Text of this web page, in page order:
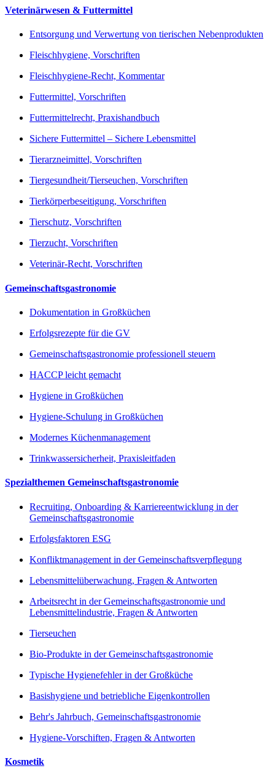
Veterinärwesen & Futtermittel
Entsorgung und Verwertung von tierischen Nebenprodukten
Fleischhygiene, Vorschriften
Fleischhygiene-Recht, Kommentar
Futtermittel, Vorschriften
Futtermittelrecht, Praxishandbuch
Sichere Futtermittel – Sichere Lebensmittel
Tierarzneimittel, Vorschriften
Tiergesundheit/Tierseuchen, Vorschriften
Tierkörperbeseitigung, Vorschriften
Tierschutz, Vorschriften
Tierzucht, Vorschriften
Veterinär-Recht, Vorschriften
Gemeinschaftsgastronomie
Dokumentation in Großküchen
Erfolgsrezepte für die GV
Gemeinschaftsgastronomie professionell steuern
HACCP leicht gemacht
Hygiene in Großküchen
Hygiene-Schulung in Großküchen
Modernes Küchenmanagement
Trinkwassersicherheit, Praxisleitfaden
Spezialthemen Gemeinschaftsgastronomie
Recruiting, Onboarding & Karriereentwicklung in der
Gemeinschaftsgastronomie
Erfolgsfaktoren ESG
Konfliktmanagement in der Gemeinschaftsverpflegung
Lebensmittelüberwachung, Fragen & Antworten
Arbeitsrecht in der Gemeinschaftsgastronomie und
Lebensmittelindustrie, Fragen & Antworten
Tierseuchen
Bio-Produkte in der Gemeinschaftsgastronomie
Typische Hygienefehler in der Großküche
Basishygiene und betriebliche Eigenkontrollen
Behr's Jahrbuch, Gemeinschaftsgastronomie
Hygiene-Vorschiften, Fragen & Antworten
Kosmetik